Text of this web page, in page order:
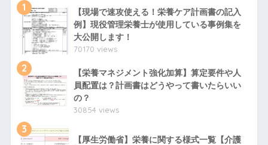
1
【現場で速攻使える！栄養ケア計画書の記入
例】現役管理栄養士が使用している事例集を
大公開します！
70170 views
2
【栄養マネジメント強化加算】算定要件や人
員配置は？計画書はどうやって書いたらいい
の？
30854 views
3
【厚生労働省】栄養に関する様式一覧【介護